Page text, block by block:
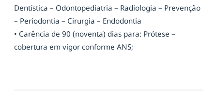
Dentística – Odontopediatria – Radiologia – Prevenção
– Periodontia – Cirurgia – Endodontia
• Carência de 90 (noventa) dias para: Prótese –
cobertura em vigor conforme ANS;